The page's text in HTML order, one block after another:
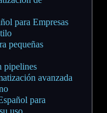
para Empresas
pequeñas
pipelines
avanzada
para
uso